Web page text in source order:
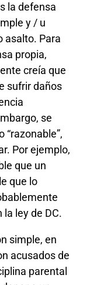
la defensa
y / u
asalto. Para
propia,
creía que
sufrir daños
se
“razonable”,
Por ejemplo,
que un
que lo
la ley de DC.
simple, en
acusados ​​de
parental